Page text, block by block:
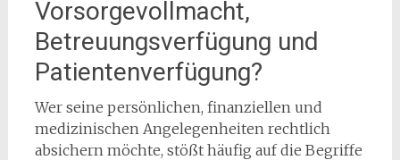
Vorsorgevollmacht,
Betreuungsverfügung und
Patientenverfügung?
Wer seine persönlichen, finanziellen und
medizinischen Angelegenheiten rechtlich
absichern möchte, stößt häufig auf die Begriffe